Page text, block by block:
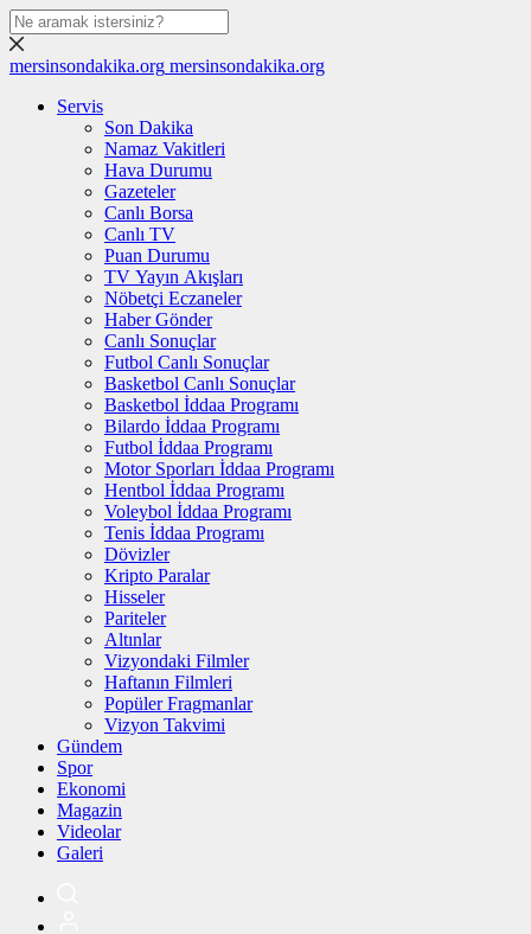
mersinsondakika.org mersinsondakika.org
Servis
Son Dakika
Namaz Vakitleri
Hava Durumu
Gazeteler
Canlı Borsa
Canlı TV
Puan Durumu
TV Yayın Akışları
Nöbetçi Eczaneler
Haber Gönder
Canlı Sonuçlar
Futbol Canlı Sonuçlar
Basketbol Canlı Sonuçlar
Basketbol İddaa Programı
Bilardo İddaa Programı
Futbol İddaa Programı
Motor Sporları İddaa Programı
Hentbol İddaa Programı
Voleybol İddaa Programı
Tenis İddaa Programı
Dövizler
Kripto Paralar
Hisseler
Pariteler
Altınlar
Vizyondaki Filmler
Haftanın Filmleri
Popüler Fragmanlar
Vizyon Takvimi
Gündem
Spor
Ekonomi
Magazin
Videolar
Galeri